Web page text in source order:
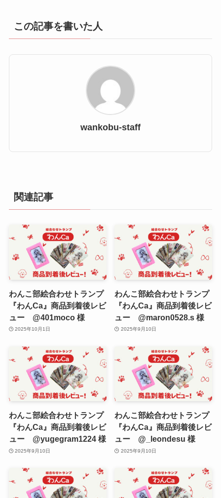
この記事を書いた人
wankobu-staff
関連記事
わんこ部絵合わせトランプ
『わんCa』商品到着後レビ
ュー @401moco 様
2025年10月1日
わんこ部絵合わせトランプ
『わんCa』商品到着後レビ
ュー @maron0528.s 様
2025年9月10日
わんこ部絵合わせトランプ
『わんCa』商品到着後レビ
ュー @yugegram1224 様
2025年9月10日
わんこ部絵合わせトランプ
『わんCa』商品到着後レビ
ュー @_leondesu 様
2025年9月10日